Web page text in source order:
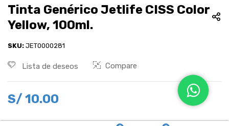
Tinta Genérico Jetlife CISS Color
Yellow, 100ml.
SKU: JET0000281
Lista de deseos Compare
S/ 10.00